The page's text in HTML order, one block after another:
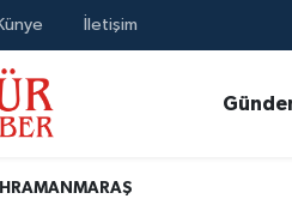
İletişim